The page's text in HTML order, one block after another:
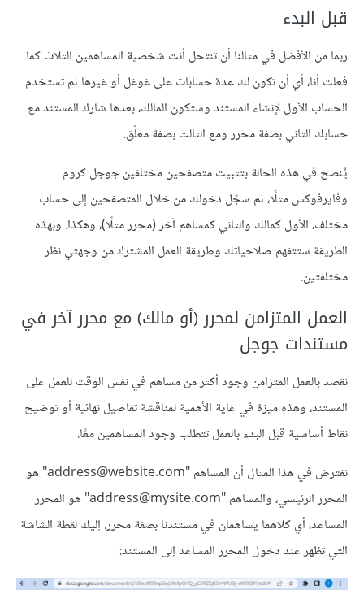
قبل البدء
ربما من الأفضل في مثالنا أن تنتحل أنت شخصية المساهمين الثلاث كما
فعلت أنا، أي أن تكون لك عدة حسابات على غوغل أو غيرها ثم تستخدم
الحساب الأول لإنشاء المستند وستكون المالك، بعدها شارك المستند مع
حسابك الثاني بصفة محرر ومع الثالث بصفة معلّق.
يُنصح في هذه الحالة بتثبيت متصفحين مختلفين جوجل كروم
وفايرفوكس مثلًا، ثم سجّل دخولك من خلال المتصفحين إلى حساب
مختلف، الأول كمالك والثاني كمساهم آخر (محرر مثلًا)، وهكذا. وبهذه
الطريقة ستتفهم صلاحياتك وطريقة العمل المشترك من وجهتي نظر
مختلفتين.
العمل المتزامن لمحرر (أو مالك) مع محرر آخر في
مستندات جوجل
نقصد بالعمل المتزامن وجود أكثر من مساهم في نفس الوقت للعمل على
المستند، وهذه ميزة في غاية الأهمية لمناقشة تفاصيل نهائية أو توضيح
نقاط أساسية قبل البدء بالعمل تتطلب وجود المساهمين معًا.
نفترض في هذا المثال أن المساهم "address@website.com" هو
المحرر الرئيسي، والمساهم "address@mysite.com" هو المحرر
المساعد، أي كلاهما يساهمان في مستندنا بصفة محرر. إليك لقطة الشاشة
التي تظهر عند دخول المحرر المساعد إلى المستند: